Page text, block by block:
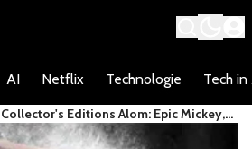
AI Netflix Technologie Tech in
Collector's Editions Alom: Epic Mickey,
Enslaved, Dead Rising En Castlevania